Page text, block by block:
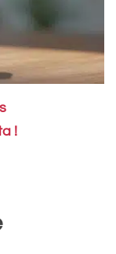
!